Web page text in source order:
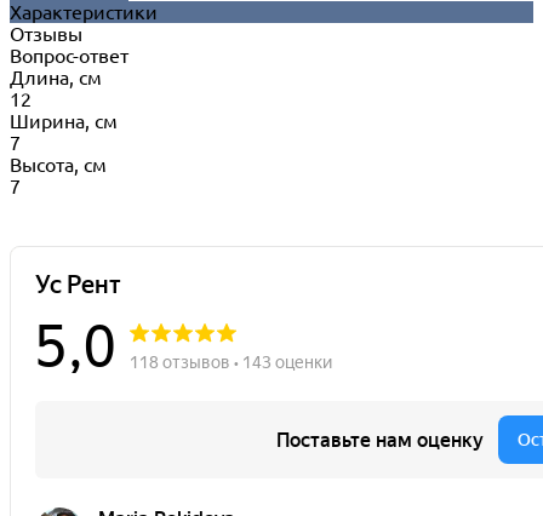
Характеристики
Отзывы
Вопрос-ответ
Длина, см
12
Ширина, см
7
Высота, см
7